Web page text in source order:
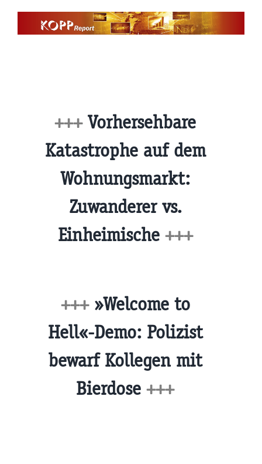
+++ Vorhersehbare
Katastrophe auf dem
Wohnungsmarkt:
Zuwanderer vs.
Einheimische +++
+++ »Welcome to
Hell«-Demo: Polizist
bewarf Kollegen mit
Bierdose +++